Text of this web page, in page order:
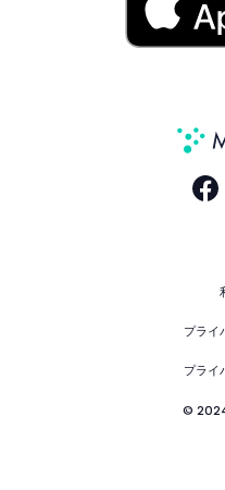
プライ
プライ
©